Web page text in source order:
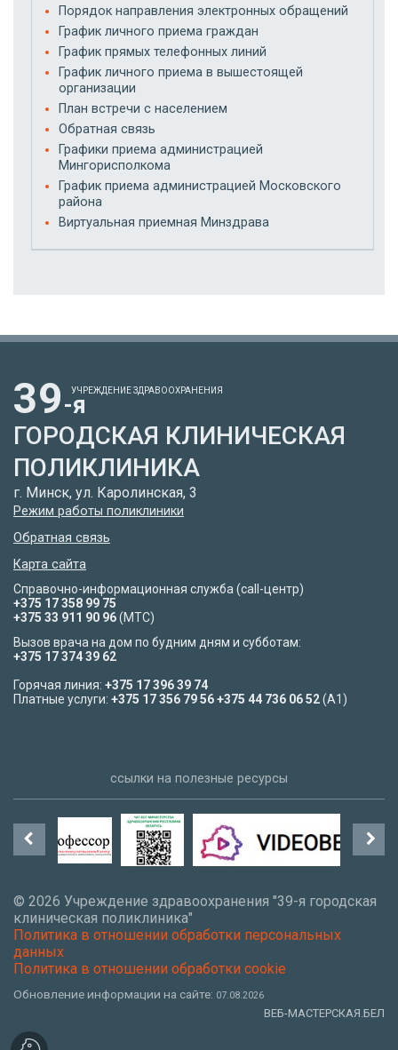
Порядок направления электронных обращений
График личного приема граждан
График прямых телефонных линий
График личного приема в вышестоящей
организации
План встречи с населением
Обратная связь
Графики приема администрацией
Мингорисполкома
График приема администрацией Московского
района
Виртуальная приемная Минздрава
39-я
УЧРЕЖДЕНИЕ ЗДРАВООХРАНЕНИЯ
ГОРОДСКАЯ КЛИНИЧЕСКАЯ
ПОЛИКЛИНИКА
г. Минск, ул. Каролинская, 3
Режим работы поликлиники
Обратная связь
Карта сайта
Справочно-информационная служба (call-центр)
+375 17 358 99 75
+375 33 911 90 96(МТС)
Вызов врача на дом по будним дням и субботам:
+375 17 374 39 62
Горячая линия: +375 17 396 39 74
Платные услуги: +375 17 356 79 56+375 44 736 06 52(A1)
ссылки на полезные ресурсы
© 2026 Учреждение здравоохранения "39-я городская
клиническая поликлиника"
Политика в отношении обработки персональных
данных
Политика в отношении обработки cookie
Обновление информации на сайте: 07.08.2026
ВЕБ-МАСТЕРСКАЯ.БЕЛ